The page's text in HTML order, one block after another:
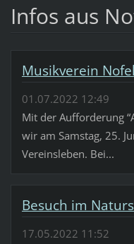
Infos aus
Musikverein
01.07.2022 12:49
Mit der Aufforderung
wir am Samstag, 25.
Vereinsleben. Bei...
Besuch im
17.05.2022 11:52